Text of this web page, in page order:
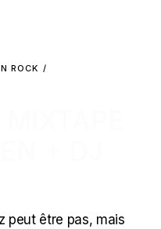
ROCK
peut être pas, mais